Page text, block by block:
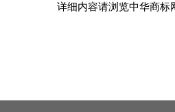
详细内容请浏览中华商标